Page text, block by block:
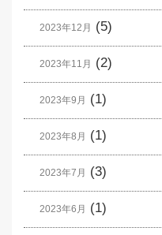
2023年12月 (5)
2023年11月 (2)
2023年9月 (1)
2023年8月 (1)
2023年7月 (3)
2023年6月 (1)